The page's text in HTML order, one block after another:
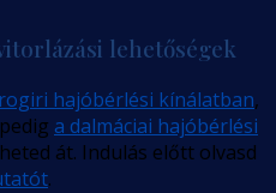
lehetőségek
hajóbérlési kínálatban,
a dalmáciai hajóbérlési
át. Indulás előtt olvasd
.